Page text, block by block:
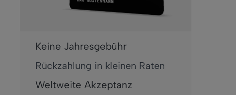
Keine Jahresgebühr
Rückzahlung in kleinen Raten
Weltweite Akzeptanz